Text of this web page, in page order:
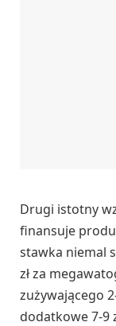
Drugi istotny
finansuje
stawka niemal
zł za
zużywającego
dodatkowe 7-9